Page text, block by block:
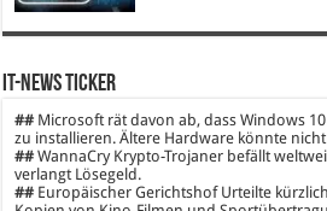
IT-News Ticker
## Microsoft rät davon ab, dass Windows
zu installieren. Ältere Hardware könnte
## WannaCry Krypto-Trojaner befällt
verlangt Lösegeld.
## Europäischer Gerichtshof Urteilte